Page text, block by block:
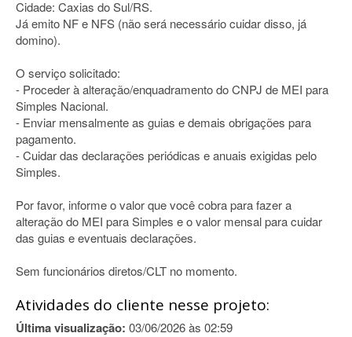
Cidade: Caxias do Sul/RS.
Já emito NF e NFS (não será necessário cuidar disso, já
domino).
O serviço solicitado:
- Proceder à alteração/enquadramento do CNPJ de MEI para
Simples Nacional.
- Enviar mensalmente as guias e demais obrigações para
pagamento.
- Cuidar das declarações periódicas e anuais exigidas pelo
Simples.
Por favor, informe o valor que você cobra para fazer a
alteração do MEI para Simples e o valor mensal para cuidar
das guias e eventuais declarações.
Sem funcionários diretos/CLT no momento.
Atividades do cliente nesse projeto:
Última visualização: 03/06/2026 às 02:59